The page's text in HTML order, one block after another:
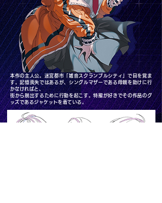
本作の主人公。迷宮都市「雑音スクランブルシティ」で目を覚ま
す。記憶喪失ではあるが、シングルマザーである母親を助けに行
かなければと、
街から脱出するために行動を起こす。特撮が好きでその作品のグ
ッズであるジャケットを着ている。